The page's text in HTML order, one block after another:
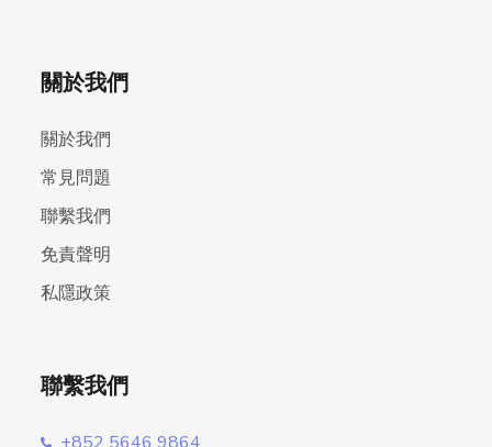
關於我們
關於我們
常見問題
聯繫我們
免責聲明
私隱政策
聯繫我們